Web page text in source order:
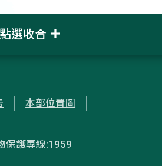
點選收合
本部位置圖
保護專線:1959